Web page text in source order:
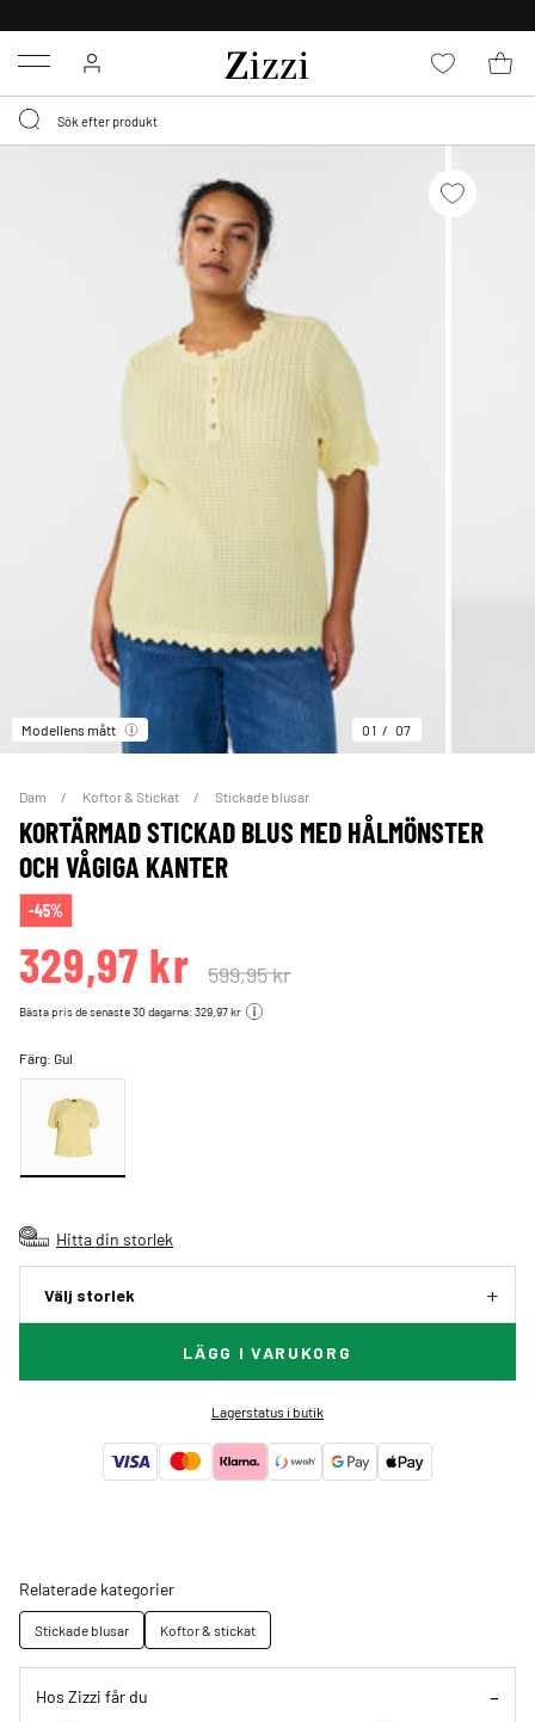
Menu
Modellens mått 01 07
Dam Koftor & Stickat Stickade blusar
KORTÄRMAD STICKAD BLUS MED HÅLMÖNSTER
OCH VÅGIGA KANTER
-45%
329,97 kr 599,95 kr
Bästa pris de senaste 30 dagarna: 329,97 kr
Färg:Gul
Hitta din storlek
Välj storlek
LÄGG I VARUKORG
Lagerstatus i butik
Relaterade kategorier
Stickade blusar Koftor & stickat
Hos Zizzi får du